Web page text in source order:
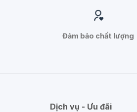
Đảm bảo chất lượng
Dịch vụ - Ưu đãi